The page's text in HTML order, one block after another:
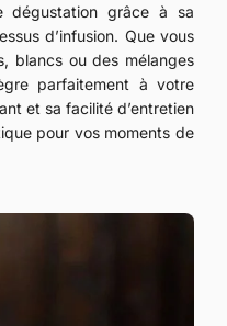
dégustation grâce à sa
d’infusion. Que vous
blancs ou des mélanges
parfaitement à votre
et sa facilité d’entretien
pour vos moments de